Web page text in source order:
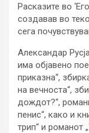
Расказите во
создавав во
сега
Александар
има објавено
приказна“,
на вечноста“,
дождот?“,
пенис“, како и
трип“ и романот